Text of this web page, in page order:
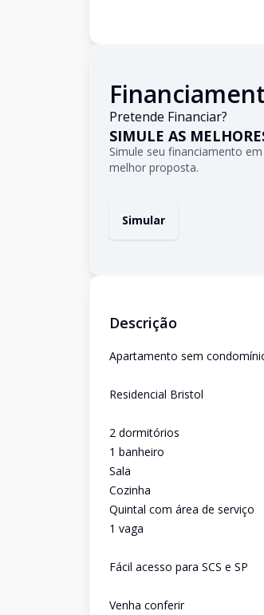
Pretende Financiar?
SIMULE AS
Simule seu financiamento
melhor proposta.
Simular
Descrição
Apartamento sem
Residencial Bristol
2 dormitórios
1 banheiro
Sala
Cozinha
Quintal com área de serviço
1 vaga
Fácil acesso para SCS e SP
Venha conferir